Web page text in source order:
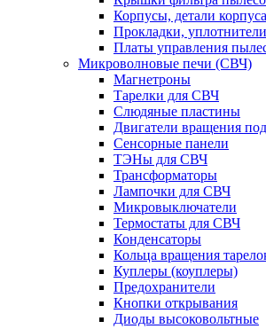
Корпусы, детали
Прокладки,
Платы управления
Микроволновые печи (СВЧ)
Магнетроны
Тарелки для СВЧ
Слюдяные пластины
Двигатели вращения
Сенсорные панели
ТЭНы для СВЧ
Трансформаторы
Лампочки для СВЧ
Микровыключатели
Термостаты для СВЧ
Конденсаторы
Кольца вращения
Куплеры (коуплеры)
Предохранители
Кнопки открывания
Диоды высоковольтные